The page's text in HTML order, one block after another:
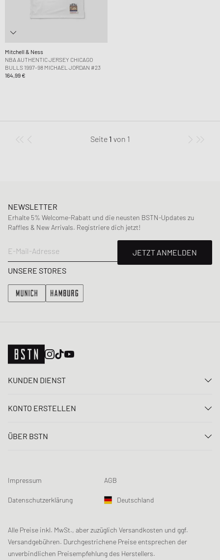
Mitchell & Ness
NBA AUTHENTIC JERSEY CHICAGO
BULLS 1997-98 MICHAEL JORDAN #23
164,99 €
Seite 1 von 1
NEWSLETTER
Erhalte 5% Welcome-Rabatt und die neusten BSTN-Updates zu
Raffles & New Arrivals. Registriere dich jetzt!
E-Mail-Adresse
JETZT ANMELDEN
UNSERE STORES
KUNDEN DIENST
FAQ
Loyalty Program
Produktsicherheit
KONTO ERSTELLEN
Registrieren
Newsletter-Registrierung
Datenerfassung
ÜBER BSTN
Chronicles
Sustainability
Studentenrabatt: Unidays
Studentenrabatt: Studentbeans
Studentenrabatt: EDiU
Impressum AGB
Datenschutzerklärung Deutschland
Alle Preise inkl. MwSt., aber zuzüglich Versandkosten und ggf.
Versandgebühren. Durchgestrichene Preise entsprechen der
unverbindlichen Preisempfehlung des Herstellers.